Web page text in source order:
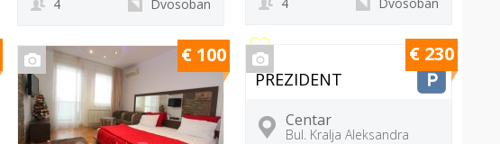
Dvosoban
4
€ 100
PREZIDENT
Centar
Bul. Kralja Aleksandra
€ 230